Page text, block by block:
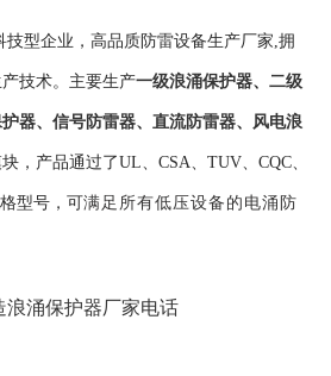
技型企业，高品质防雷设备生产厂家,拥
技术。主要生产一级浪涌保护器、 二级
器、 信号防雷器、 直流防雷器、
风电浪
，产品通过了UL、CSA、TUV、CQC、
型号，可满足所有低压设备的电涌防